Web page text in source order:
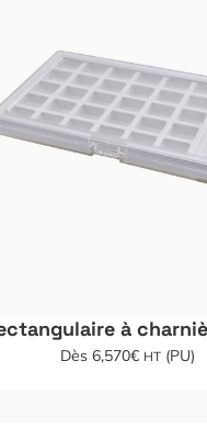
à
Dès 6,570€ HT(PU)